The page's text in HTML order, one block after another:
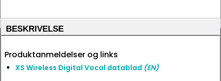
BESKRIVELSE
Produktanmeldelser og links
XS Wireless Digital Vocal datablad (EN)